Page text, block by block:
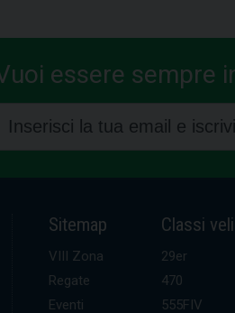
essere sempre
Sitemap
VIII Zona
Regate
Eventi
Classi
29er
470
555FIV